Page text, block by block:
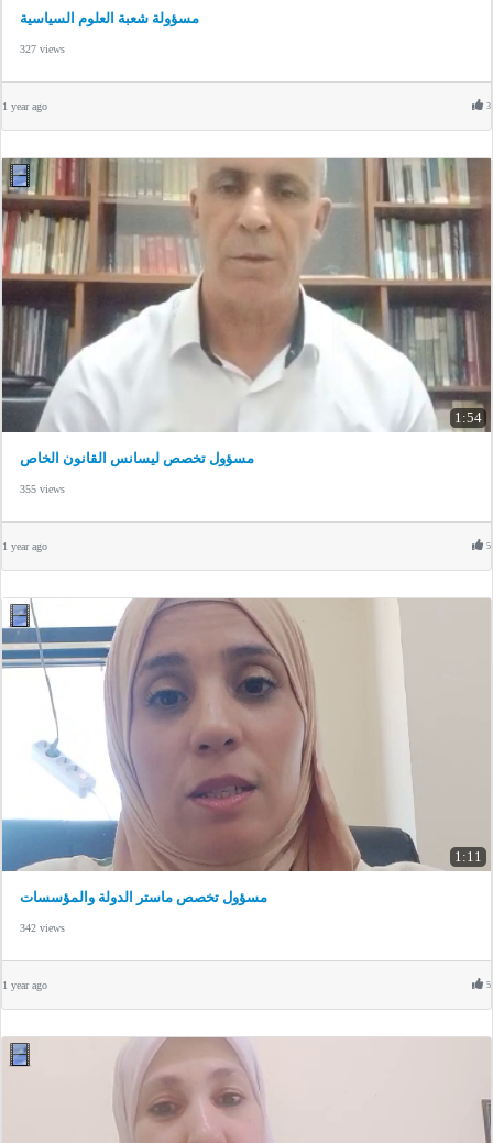
مسؤولة شعبة العلوم السياسية
327 views
1 year ago 3
1:54
مسؤول تخصص ليسانس القانون الخاص
355 views
1 year ago 5
1:11
مسؤول تخصص ماستر الدولة والمؤسسات
342 views
1 year ago 5